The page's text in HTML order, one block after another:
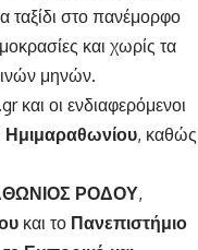
ταξίδι στο πανέμορφο
και χωρίς τα
μηνών.
και οι ενδιαφερόμενοι
Ημιμαραθωνίου, καθώς
ΡΟΔΟΥ,
και το Πανεπιστήμιο